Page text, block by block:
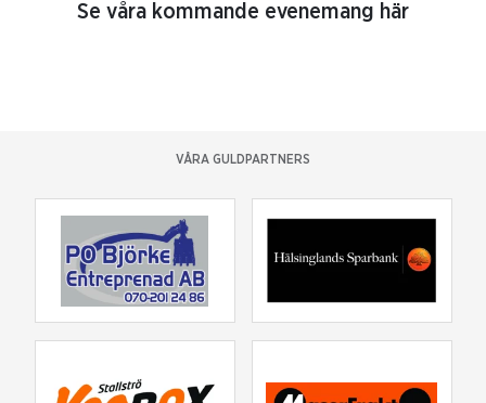
Se våra kommande evenemang här
VÅRA GULDPARTNERS